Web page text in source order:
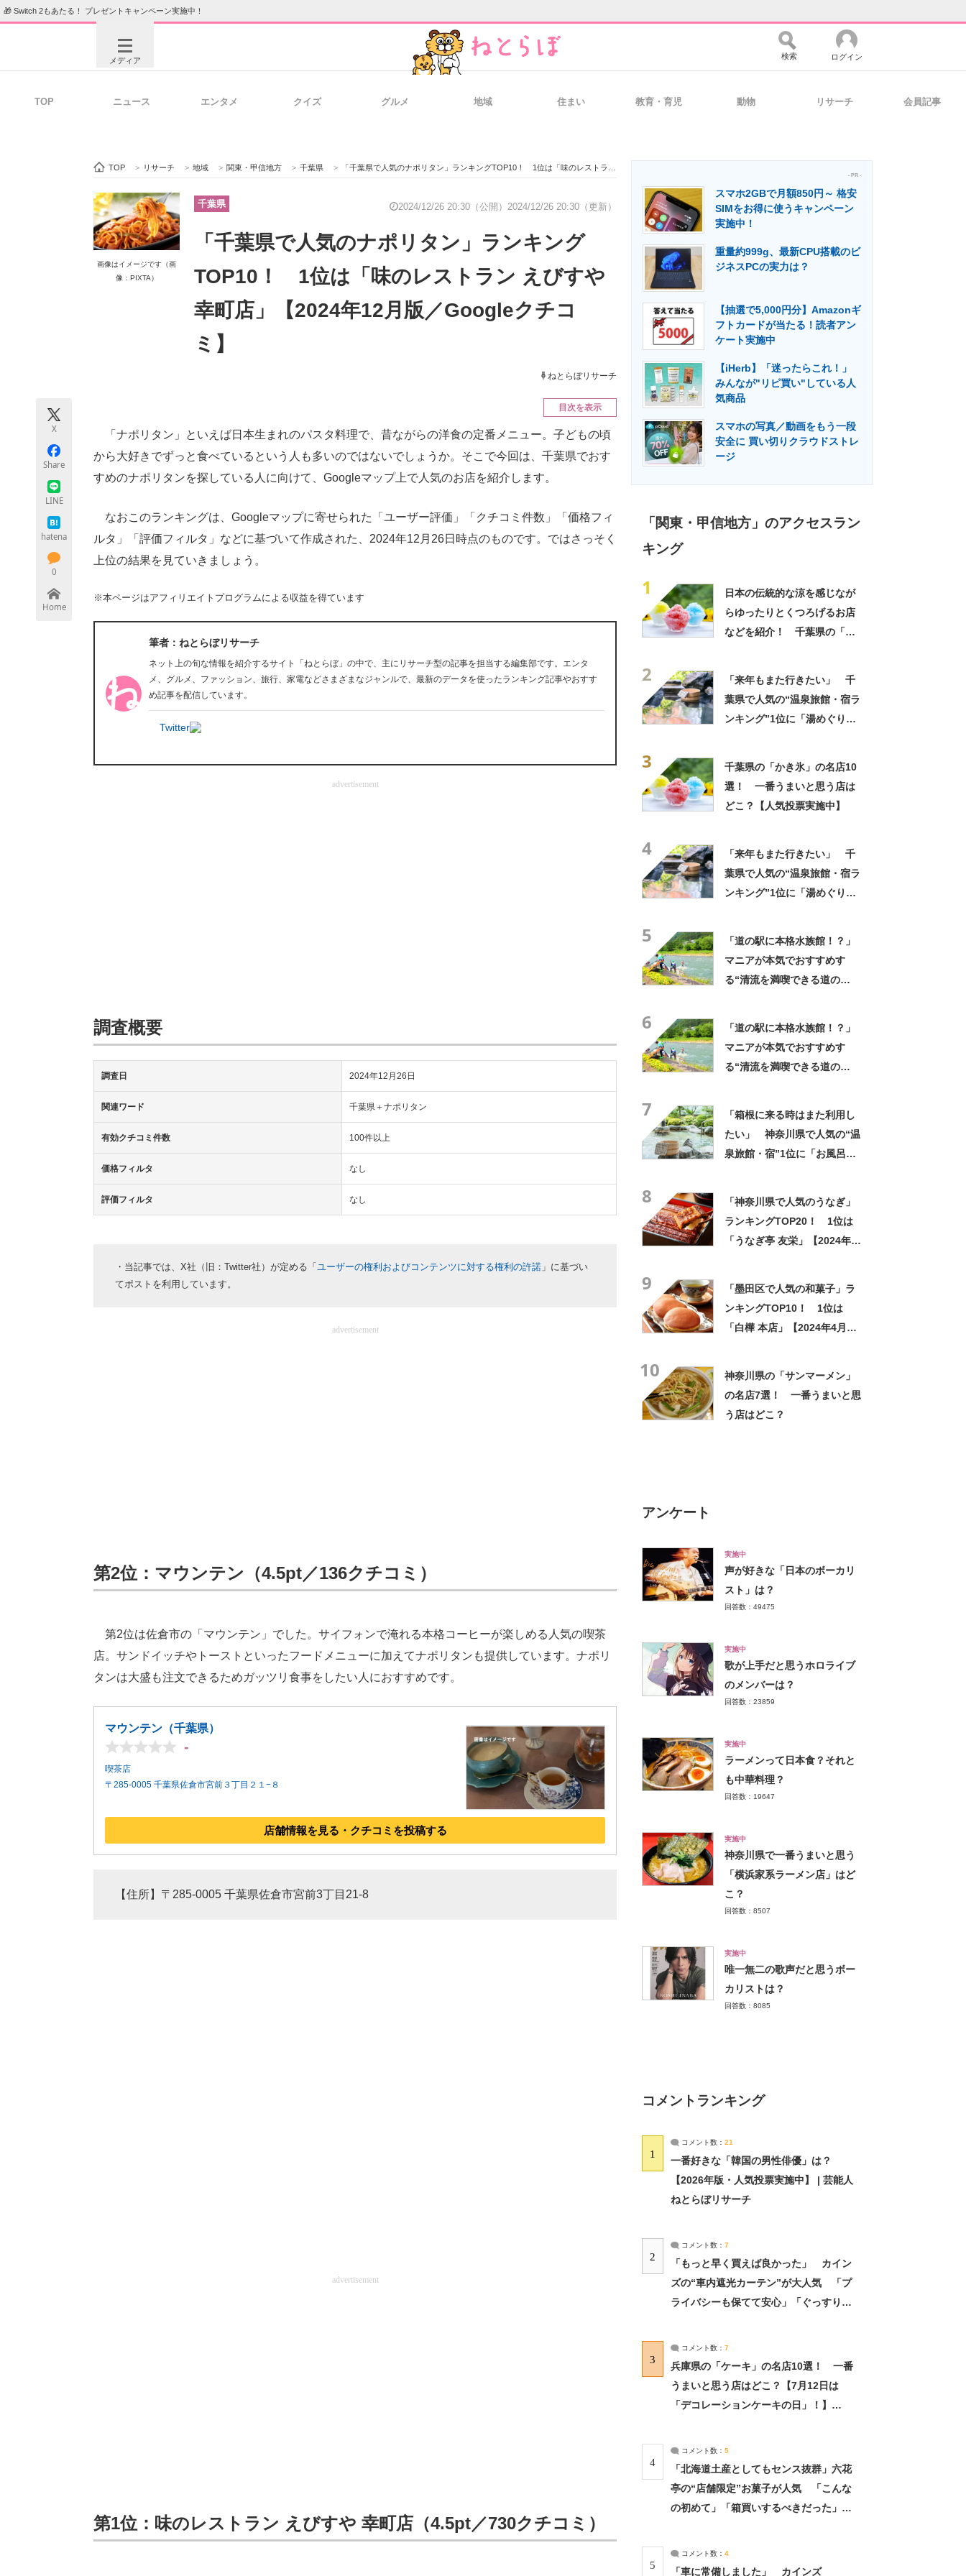
🎁 Switch 2もあたる！ プレゼントキャンペーン実施中！
メディア
ビジネスと働き方のヒント 経営リーダーのコミュニティ マーケ×ITの今がよく分かる
ITエンジニア向け専門サイト 製造業のIT導入・活用を支援
モノづくり技術者専門サイト エネルギーの専門メディア 建設×テクノロジーの最前線
検索 ログイン
TOP ニュース エンタメ クイズ グルメ 地域 住まい 教育・育児 動物 リサーチ 会員記事
TOP > リサーチ > 地域 > 関東・甲信地方 > 千葉県 > 「千葉県で人気のナポリタン」ランキングTOP10！ 1位は「味のレストラン えびすや 幸町店」【2024年12月版／Googleクチコミ】
画像はイメージです（画
像：PIXTA）
千葉県 2024/12/26 20:30（公開） 2024/12/26 20:30（更新）
「千葉県で人気のナポリタン」ランキング
TOP10！ 1位は「味のレストラン えびすや
幸町店」【2024年12月版／Googleクチコ
ミ】
ねとらぼリサーチ
X
Share
LINE
hatena
0
Home
目次を表示
「ナポリタン」といえば日本生まれのパスタ料理で、昔ながらの洋食の定番メニュー。子どもの頃
から大好きでずっと食べているという人も多いのではないでしょうか。そこで今回は、千葉県でおす
すめのナポリタンを探している人に向けて、Googleマップ上で人気のお店を紹介します。
なおこのランキングは、Googleマップに寄せられた「ユーザー評価」「クチコミ件数」「価格フィ
ルタ」「評価フィルタ」などに基づいて作成された、2024年12月26日時点のものです。ではさっそく
上位の結果を見ていきましょう。
※本ページはアフィリエイトプログラムによる収益を得ています
筆者：ねとらぼリサーチ
ネット上の旬な情報を紹介するサイト「ねとらぼ」の中で、主にリサーチ型の記事を担当する編集部です。エンタ
メ、グルメ、ファッション、旅行、家電などさまざまなジャンルで、最新のデータを使ったランキング記事やおすす
め記事を配信しています。
Twitter
advertisement
調査概要
調査日 2024年12月26日
関連ワード 千葉県＋ナポリタン
有効クチコミ件数 100件以上
価格フィルタ なし
評価フィルタ なし
・当記事では、X社（旧：Twitter社）が定める「 ユーザーの権利およびコンテンツに対する権利の許諾 」に基づい
てポストを利用しています。
advertisement
第2位：マウンテン（4.5pt／136クチコミ）
第2位は佐倉市の「マウンテン」でした。サイフォンで淹れる本格コーヒーが楽しめる人気の喫茶
店。サンドイッチやトーストといったフードメニューに加えてナポリタンも提供しています。ナポリ
タンは大盛も注文できるためガッツリ食事をしたい人におすすめです。
マウンテン（千葉県）
-
喫茶店
〒285-0005 千葉県佐倉市宮前３丁目２１−８
店舗情報を見る・クチコミを投稿する
【住所】〒285-0005 千葉県佐倉市宮前3丁目21-8
advertisement
第1位：味のレストラン えびすや 幸町店（4.5pt／730クチコミ）
- PR -
スマホ2GBで月額850円～ 格安
SIMをお得に使うキャンペーン
実施中！
重量約999g、最新CPU搭載のビ
ジネスPCの実力は？
【抽選で5,000円分】Amazonギ
フトカードが当たる！読者アン
ケート実施中
【iHerb】「迷ったらこれ！」
みんなが"リピ買い"している人
気商品
スマホの写真／動画をもう一段
安全に 買い切りクラウドストレ
ージ
「関東・甲信地方」のアクセスラン
キング
1
日本の伝統的な涼を感じなが
らゆったりとくつろげるお店
などを紹介！ 千葉県の「か
2
「来年もまた行きたい」 千
葉県で人気の“温泉旅館・宿ラ
ンキング”1位に「湯めぐりで
3
千葉県の「かき氷」の名店10
選！ 一番うまいと思う店は
どこ？【人気投票実施中】
4
「来年もまた行きたい」 千
葉県で人気の“温泉旅館・宿ラ
ンキング”1位に「湯めぐりで
5
「道の駅に本格水族館！？」
マニアが本気でおすすめす
る“清流を満喫できる道の
6
「道の駅に本格水族館！？」
マニアが本気でおすすめす
る“清流を満喫できる道の
7
「箱根に来る時はまた利用し
たい」 神奈川県で人気の“温
泉旅館・宿”1位に「お風呂が
8
「神奈川県で人気のうなぎ」
ランキングTOP20！ 1位は
「うなぎ亭 友栄」【2024年2
9
「墨田区で人気の和菓子」ラ
ンキングTOP10！ 1位は
「白樺 本店」【2024年4月版
10
神奈川県の「サンマーメン」
の名店7選！ 一番うまいと思
う店はどこ？
アンケート
実施中
声が好きな「日本のボーカリ
スト」は？
回答数：49475
実施中
歌が上手だと思うホロライブ
のメンバーは？
回答数：23859
実施中
ラーメンって日本食？それと
も中華料理？
回答数：19647
実施中
神奈川県で一番うまいと思う
「横浜家系ラーメン店」はど
こ？
回答数：8507
実施中
唯一無二の歌声だと思うボー
カリストは？
回答数：8085
コメントランキング
1
コメント数： 21
一番好きな「韓国の男性俳優」は？
【2026年版・人気投票実施中】 | 芸能人
ねとらぼリサーチ
2
コメント数： 7
「もっと早く買えば良かった」 カイン
ズの“車内遮光カーテン”が大人気 「プ
ライバシーも保てて安心」「ぐっすり眠
3
コメント数： 7
兵庫県の「ケーキ」の名店10選！ 一番
うまいと思う店はどこ？【7月12日は
「デコレーションケーキの日」！】
4
コメント数： 5
「北海道土産としてもセンス抜群」六花
亭の“店舗限定”お菓子が人気 「こんな
の初めて」「箱買いするべきだった」
5
コメント数： 4
「車に常備しました」 カインズ